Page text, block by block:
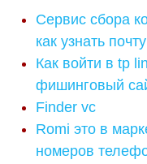
Сервис сбора
как узнать
Как войти в tp
фишинговый
Finder vc
Romi это в
номеров